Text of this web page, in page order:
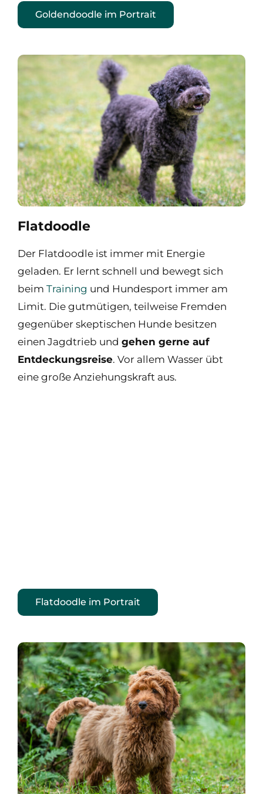
Goldendoodle im Portrait
Flatdoodle
Der Flatdoodle ist immer mit Energie
geladen. Er lernt schnell und bewegt sich
beim Training und Hundesport immer am
Limit. Die gutmütigen, teilweise Fremden
gegenüber skeptischen Hunde besitzen
einen Jagdtrieb und gehen gerne auf
Entdeckungsreise. Vor allem Wasser übt
eine große Anziehungskraft aus.
Flatdoodle im Portrait